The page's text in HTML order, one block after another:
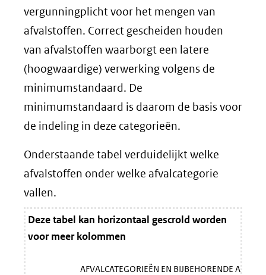
vergunningplicht voor het mengen van
afvalstoffen. Correct gescheiden houden
van afvalstoffen waarborgt een latere
(hoogwaardige) verwerking volgens de
minimumstandaard. De
minimumstandaard is daarom de basis voor
de indeling in deze categorieën.
Onderstaande tabel verduidelijkt welke
afvalstoffen onder welke afvalcategorie
vallen.
Deze tabel kan horizontaal gescrold worden
voor meer kolommen
AFVALCATEGORIEËN EN BIJBEHORENDE